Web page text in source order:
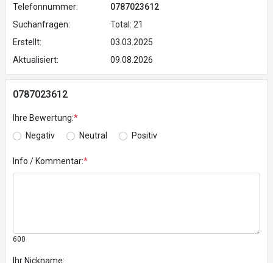
Telefonnummer:
0787023612
Suchanfragen:
Total: 21
Erstellt:
03.03.2025
Aktualisiert:
09.08.2026
0787023612
Ihre Bewertung:*
Negativ
Neutral Positiv
Info / Kommentar:*
600
Ihr Nickname: